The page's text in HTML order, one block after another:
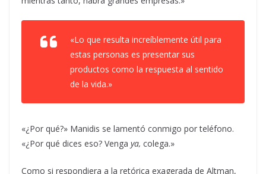
«Lo que resulta increíblemente útil para
estas personas es presentar sus
productos como la respuesta al sentido
de la vida.»
«¿Por qué?» Manidis se lamentó conmigo por teléfono.
«¿Por qué dices eso? Venga ya, colega.»
Como si respondiera a la retórica exagerada de Altman,